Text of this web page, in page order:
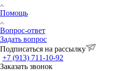
Помощь
Вопрос-ответ
Задать вопрос
Подписаться на рассылку
+7 (913) 711-10-92
Заказать звонок